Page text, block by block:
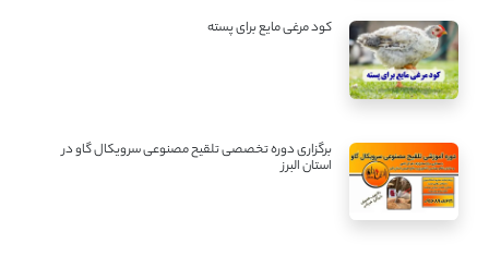
کود مرغی مایع برای پسته
برگزاری دوره تخصصی تلقیح مصنوعی سرویکال گاو در
استان البرز